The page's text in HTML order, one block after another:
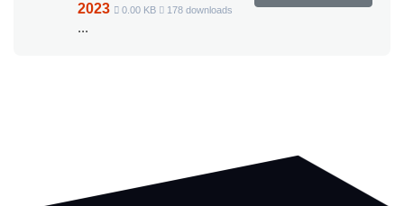
2023
0.00 KB 178 downloads
...